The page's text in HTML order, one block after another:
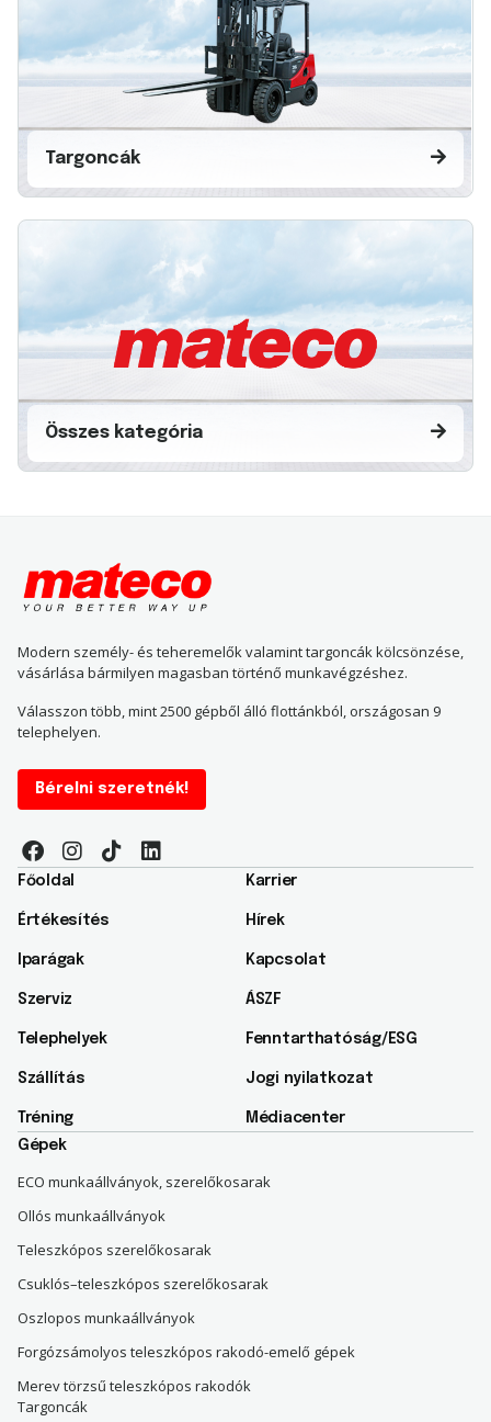
Targoncák
Összes kategória
Modern személy- és teheremelők valamint targoncák kölcsönzése,
vásárlása bármilyen magasban történő munkavégzéshez.
Válasszon több, mint 2500 gépből álló flottánkból, országosan 9
telephelyen.
Bérelni szeretnék!
Főoldal
Értékesítés
Iparágak
Szerviz
Telephelyek
Szállítás
Tréning
Karrier
Hírek
Kapcsolat
ÁSZF
Fenntarthatóság/ESG​
Jogi nyilatkozat
Médiacenter
Gépek
ECO munkaállványok, szerelőkosarak
Ollós munkaállványok
Teleszkópos szerelőkosarak
Csuklós–teleszkópos szerelőkosarak
Oszlopos munkaállványok
Forgózsámolyos teleszkópos rakodó-emelő gépek
Merev törzsű teleszkópos rakodók
Targoncák